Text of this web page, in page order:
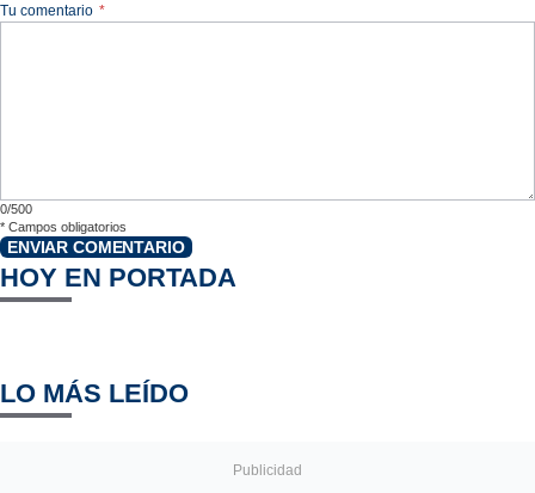
Tu comentario *
0/500
* Campos obligatorios
ENVIAR COMENTARIO
HOY EN PORTADA
LO MÁS LEÍDO